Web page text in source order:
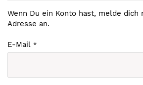
Wenn Du ein Konto hast, melde
Adresse an.
E-Mail